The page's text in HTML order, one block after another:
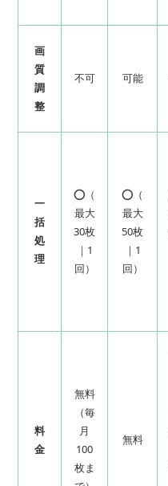
画
質
調
整
不可 可能
一
括
処
理
⭕（
最大
30枚
｜1
回）
⭕（
最大
50枚
｜1
回）
料
金
無料
（毎
月
100
枚ま
無料